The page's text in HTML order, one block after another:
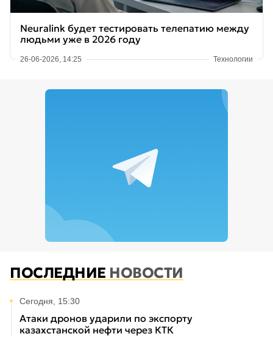
Neuralink будет тестировать телепатию между
людьми уже в 2026 году
26-06-2026, 14:25 Технологии
ПОСЛЕДНИЕ НОВОСТИ
Сегодня, 15:30
Атаки дронов ударили по экспорту
казахстанской нефти через КТК